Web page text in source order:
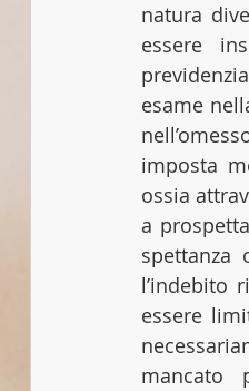
natura
essere
esame
imposta
ossia
a
spettanza
l’indebito
essere
mancato